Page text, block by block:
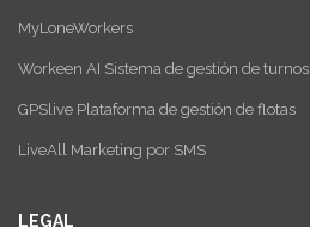
MyLoneWorkers
Workeen AI Sistema de gestión de turnos
GPSlive Plataforma de gestión de flotas
LiveAll Marketing por SMS
LEGAL